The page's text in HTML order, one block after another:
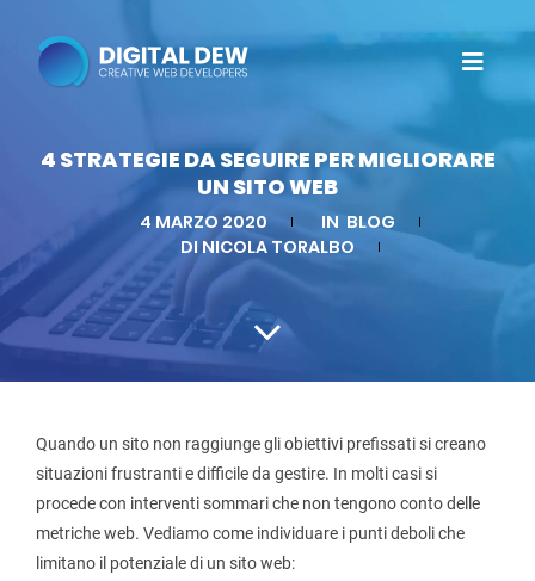
4 STRATEGIE DA SEGUIRE PER MIGLIORARE
UN SITO WEB
4 MARZO 2020 IN BLOG
DI NICOLA TORALBO
Quando un sito non raggiunge gli obiettivi prefissati si creano
situazioni frustranti e difficile da gestire. In molti casi si
procede con interventi sommari che non tengono conto delle
metriche web. Vediamo come individuare i punti deboli che
limitano il potenziale di un sito web: